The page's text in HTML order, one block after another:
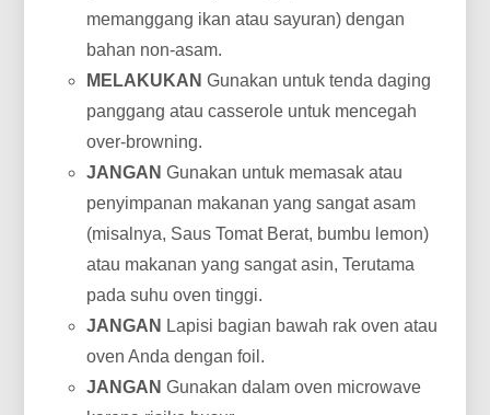
memanggang ikan atau sayuran) dengan
bahan non-asam.
MELAKUKAN Gunakan untuk tenda daging
panggang atau casserole untuk mencegah
over-browning.
JANGAN Gunakan untuk memasak atau
penyimpanan makanan yang sangat asam
(misalnya, Saus Tomat Berat, bumbu lemon)
atau makanan yang sangat asin, Terutama
pada suhu oven tinggi.
JANGAN Lapisi bagian bawah rak oven atau
oven Anda dengan foil.
JANGAN Gunakan dalam oven microwave